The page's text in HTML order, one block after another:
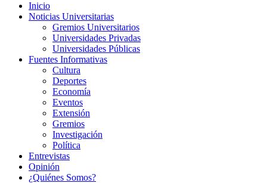
Inicio
Noticias Universitarias
Gremios Universitarios
Universidades Privadas
Universidades Públicas
Fuentes Informativas
Cultura
Deportes
Economía
Eventos
Extensión
Gremios
Investigación
Política
Entrevistas
Opinión
¿Quiénes Somos?